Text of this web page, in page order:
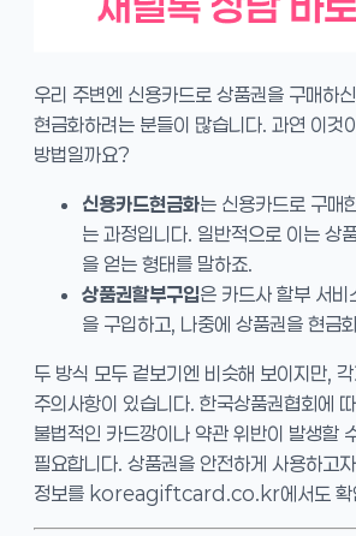
우리 주변엔 신용카드로 상품권을 구매하
현금화하려는 분들이 많습니다. 과연 이것
방법일까요?
신용카드현금화는 신용카드로 구매
는 과정입니다. 일반적으로 이는 상
을 얻는 형태를 말하죠.
상품권할부구입은 카드사 할부 서비
을 구입하고, 나중에 상품권을 현금
두 방식 모두 겉보기엔 비슷해 보이지만,
주의사항이 있습니다. 한국상품권협회에
불법적인 카드깡이나 약관 위반이 발생할
필요합니다. 상품권을 안전하게 사용하고
정보를 koreagiftcard.co.kr에서도 확